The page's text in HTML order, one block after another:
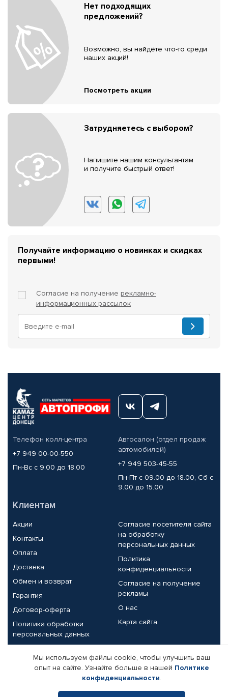
Нет подходящих
предложений?
Возможно, вы найдёте что-то среди
наших акций!
Посмотреть акции
Затрудняетесь с выбором?
Напишите нашим консультантам
и получите быстрый ответ!
Получайте информацию о новинках и скидках
первыми!
Согласие на получение рекламно-
информационных рассылок
Телефон колл-центра
+7 949 00-00-550
Пн-Вс с 9.00 до 18.00
Автосалон (отдел продаж
автомобилей)
+7 949 503-45-55
Пн-Пт с 09.00 до 18.00, Сб с
9.00 до 15.00
Клиентам
Акции
Контакты
Оплата
Доставка
Обмен и возврат
Гарантия
Договор-оферта
Политика обработки
персональных данных
Согласие посетителя сайта
на обработку
персональных данных
Политика
конфиденциальности
Согласие на получение
рекламы
О нас
Карта сайта
Партнерам
Корпоративным клиентам
Поставщикам
Реквизиты компании
Мы используем файлы cookie, чтобы улучшить ваш
опыт на сайте. Узнайте больше в нашей Политике
конфиденциальности.